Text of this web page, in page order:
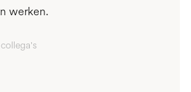
werken.